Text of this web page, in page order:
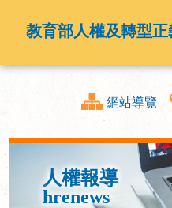
教育部人權及轉型
網站導覽
人權報導
hrenews